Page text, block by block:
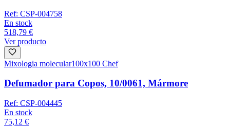
Ref: CSP-004758
En stock
518,79 €
Ver producto
Mixologia molecular100x100 Chef
Defumador para Copos, 10/0061, Mármore
Ref: CSP-004445
En stock
75,12 €